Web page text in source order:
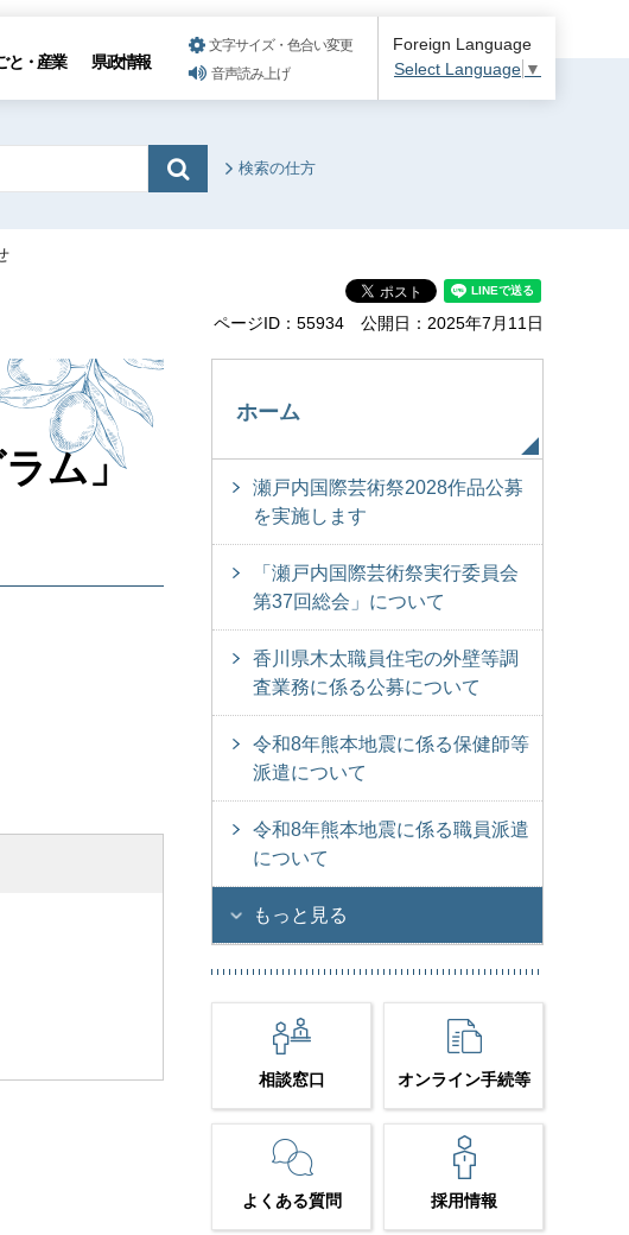
と・産業 県政情報
文字サイズ・色合い変更
音声読み上げ
Foreign Language
Select Language ▼
検索の仕方
ページID：55934 公開日：2025年7月11日
ム」
ホーム
瀬戸内国際芸術祭2028作品公募
を実施します
「瀬戸内国際芸術祭実行委員会
第37回総会」について
香川県木太職員住宅の外壁等調
査業務に係る公募について
令和8年熊本地震に係る保健師等
派遣について
令和8年熊本地震に係る職員派遣
について
もっと見る
相談窓口 オンライン手続等
よくある質問 採用情報